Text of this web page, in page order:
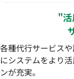
"活
各種代行サービス
にシステムをより
ンが充実。